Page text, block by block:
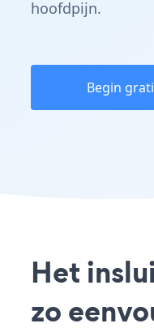
hoofdpijn.
Begin
Het
zo